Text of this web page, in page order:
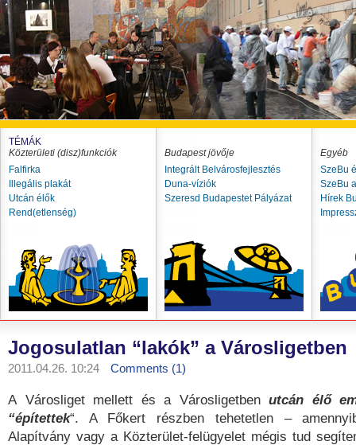
TÉMÁK
Közterületi (disz)funkciók
Falfirka
Illegális plakát
Utcán élők
Rend(etlenség)
Budapest jövője
Integrált Belvárosfejlesztés
Duna-víziók
Szeresd Budapestet Pályázat
Egyéb
SzeBu
SzeBu
Hírek
Jogosulatlan “lakók” a Városligetben
2011.04.26. 10:24 Comments (1)
A Városliget mellett és a Városligetbenutcán élő
“építettek“. A Főkert részben tehetetlen –
Alapítvány vagy a Közterület-felügyelet mégis tud